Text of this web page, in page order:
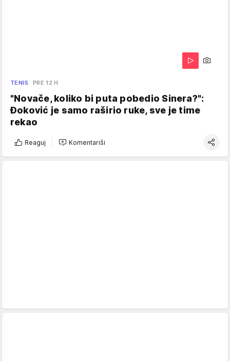
TENIS PRE 12 H
"Novače, koliko bi puta pobedio Sinera?":
Đoković je samo raširio ruke, sve je time
rekao
Reaguj Komentariši